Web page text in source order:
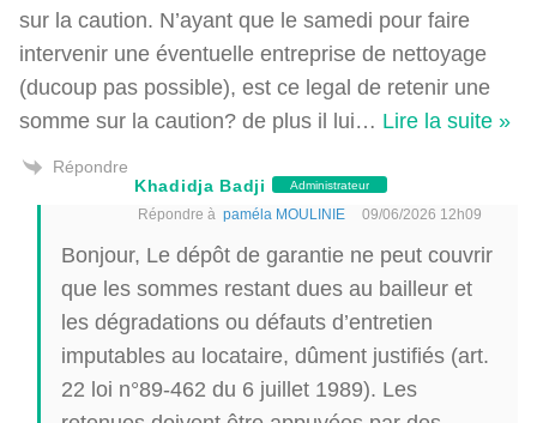
sur la caution. N’ayant que le samedi pour faire
intervenir une éventuelle entreprise de nettoyage
(ducoup pas possible), est ce legal de retenir une
somme sur la caution? de plus il lui… Lire la suite »
Répondre
Khadidja Badji
Administrateur
Répondre à paméla MOULINIE 09/06/2026 12h09
Bonjour, Le dépôt de garantie ne peut couvrir
que les sommes restant dues au bailleur et
les dégradations ou défauts d’entretien
imputables au locataire, dûment justifiés (art.
22 loi n°89-462 du 6 juillet 1989). Les